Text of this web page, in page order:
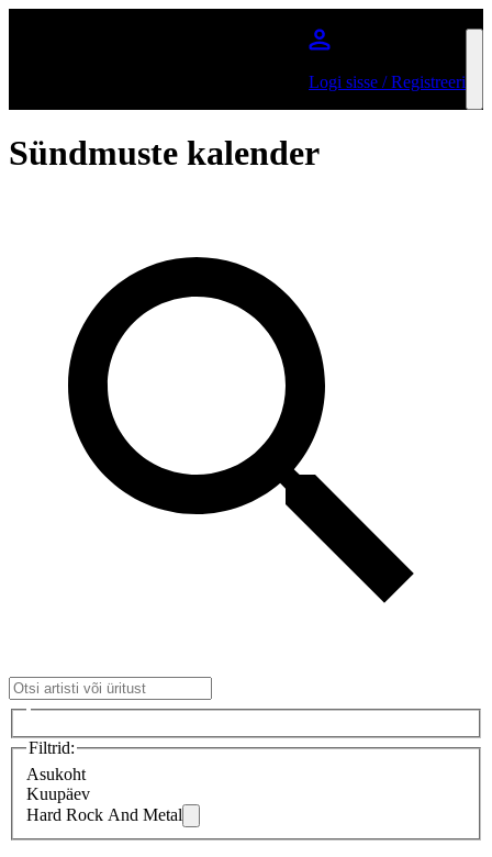
Logi sisse / Registreeri
Sündmuste kalender
Filtrid:
Asukoht
Kuupäev
Hard Rock And Metal